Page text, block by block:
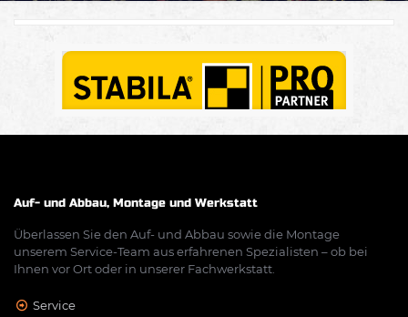
Auf- und Abbau, Montage und Werkstatt
Überlassen Sie den Auf- und Abbau sowie die Montage
unserem Service-Team aus erfahrenen Spezialisten – ob bei
Ihnen vor Ort oder in unserer Fachwerkstatt.
Service